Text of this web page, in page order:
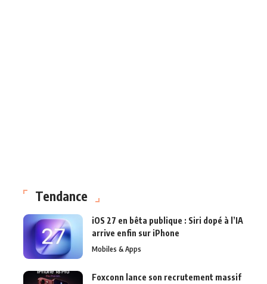
Tendance
iOS 27 en bêta publique : Siri dopé à l’IA
arrive enfin sur iPhone
Mobiles & Apps
Foxconn lance son recrutement massif